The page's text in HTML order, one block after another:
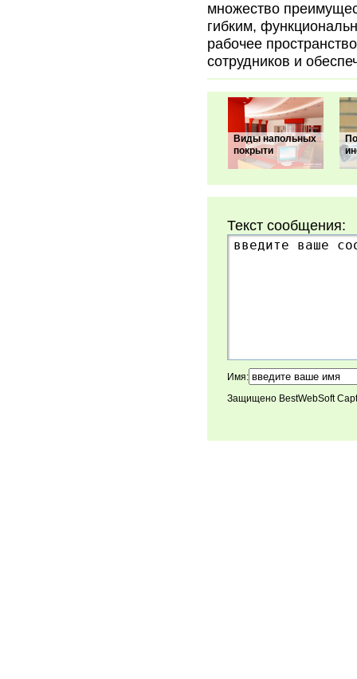
множество
гибким,
рабочее
сотрудников и
Виды напольных
покрыти
Текст сообщения:
Имя:
Защищено BestWebSoft